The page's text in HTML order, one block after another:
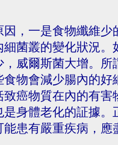
因，一是食物纖維
細菌叢的變化狀況
威爾斯菌大增。
食物會減少腸內的
癌物質在內的有
身體老化的証據
患有嚴重疾病，應